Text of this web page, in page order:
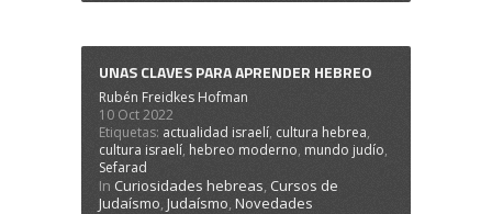
UNAS CLAVES PARA APRENDER HEBREO
Rubén Freidkes Hofman
10 Oct 2022
Etiquetas: actualidad israelí, cultura hebrea,
cultura israelí, hebreo moderno, mundo judío,
Sefarad
In Curiosidades hebreas, Cursos de
Judaísmo,Judaísmo,Novedades